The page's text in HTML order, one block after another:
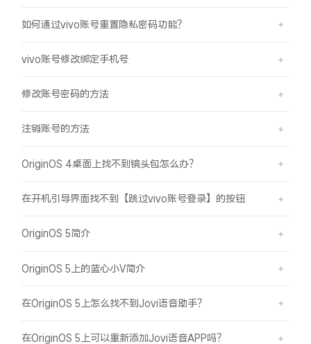
如何通过vivo账号重置隐私密码功能？
vivo账号修改绑定手机号
修改账号密码的方法
注销账号的方法
OriginOS 4桌面上找不到镜头包怎么办？
在开机引导界面找不到【跳过vivo账号登录】的按钮
OriginOS 5简介
OriginOS 5上的蓝心小V简介
在OriginOS 5上怎么找不到Jovi语音助手？
在OriginOS 5上可以重新添加Jovi语音APP吗？